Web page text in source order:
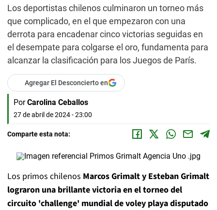
Los deportistas chilenos culminaron un torneo más
que complicado, en el que empezaron con una
derrota para encadenar cinco victorias seguidas en
el desempate para colgarse el oro, fundamenta para
alcanzar la clasificación para los Juegos de París.
Agregar El Desconcierto en
Por Carolina Ceballos
27 de abril de 2024 - 23:00
Comparte esta nota:
Los primos chilenos Marcos Grimalt y Esteban Grimalt
lograron una brillante victoria en el torneo del
circuito 'challenge' mundial de voley playa disputado